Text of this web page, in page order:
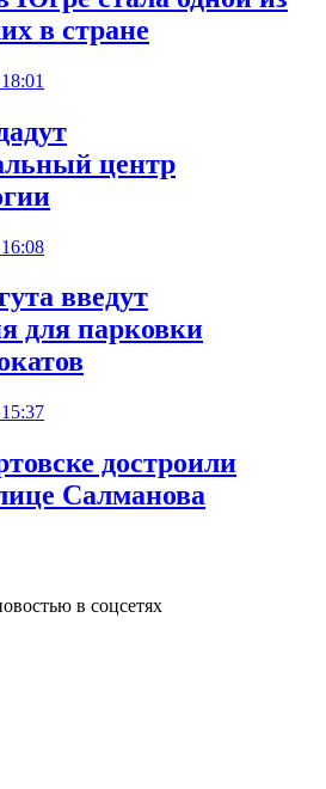
в стране
центр
введут
для парковки
достроили
Салманова
в соцсетях